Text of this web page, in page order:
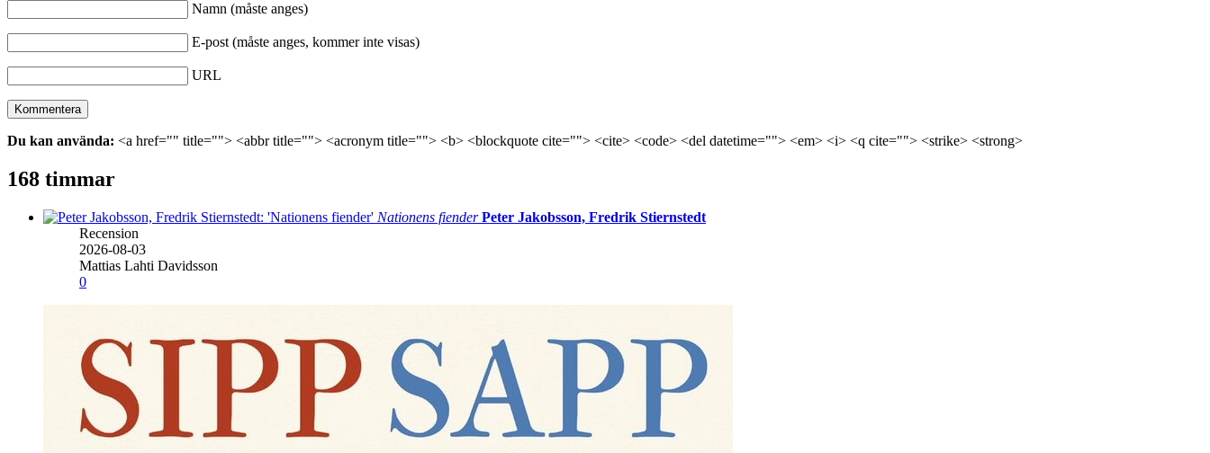
Namn (måste anges)
E-post (måste anges, kommer inte visas)
URL
Du kan använda: <a href="" title=""> <abbr title=""> <acronym title=""> <b> <blockquote cite=""> <cite> <code> <del datetime=""> <em> <i> <q cite=""> <strike> <strong>
168 timmar
Nationens fiender Peter Jakobsson, Fredrik Stiernstedt
Recension
2026-08-03
Mattias Lahti Davidsson
0